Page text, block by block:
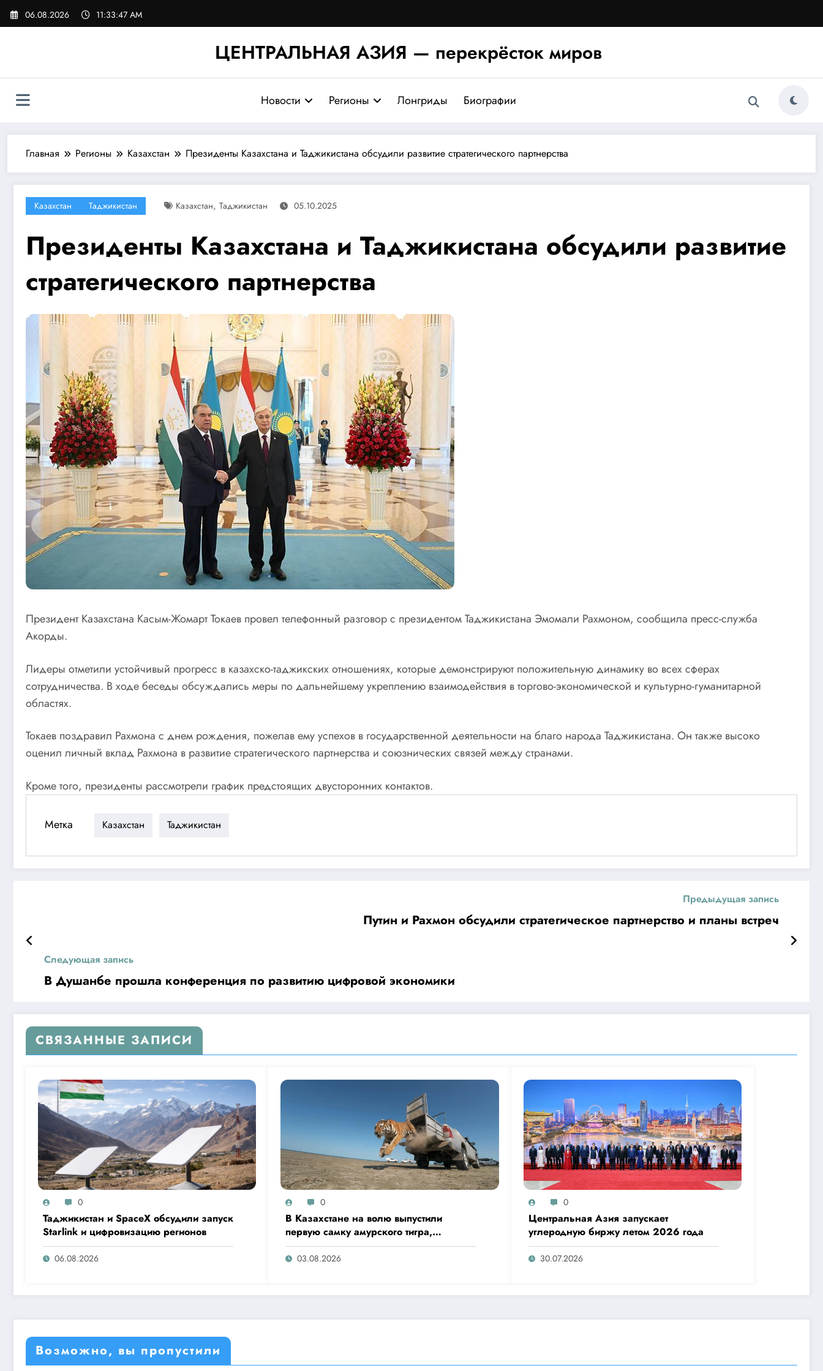
Перейти
06.08.2026 11:33:48 AM
ЦЕНТРАЛЬНАЯ АЗИЯ — перекрёсток миров
Новости Регионы Лонгриды Биографии
Главная Регионы Казахстан Президенты Казахстана и Таджикистана обсудили развитие стратегического партнерства
Казахстан Таджикистан Казахстан, Таджикистан 05.10.2025
Президенты Казахстана и Таджикистана обсудили развитие
стратегического партнерства
Президент Казахстана Касым-Жомарт Токаев провел телефонный разговор с президентом Таджикистана Эмомали Рахмоном, сообщила пресс-служба
Акорды.
Лидеры отметили устойчивый прогресс в казахско-таджикских отношениях, которые демонстрируют положительную динамику во всех сферах
сотрудничества. В ходе беседы обсуждались меры по дальнейшему укреплению взаимодействия в торгово-экономической и культурно-гуманитарной
областях.
Токаев поздравил Рахмона с днем рождения, пожелав ему успехов в государственной деятельности на благо народа Таджикистана. Он также высоко
оценил личный вклад Рахмона в развитие стратегического партнерства и союзнических связей между странами.
Кроме того, президенты рассмотрели график предстоящих двусторонних контактов.
Метка Казахстан Таджикистан
Предыдущая запись
Путин и Рахмон обсудили стратегическое партнерство и планы встреч
Следующая запись
В Душанбе прошла конференция по развитию цифровой экономики
СВЯЗАННЫЕ ЗАПИСИ
0
Таджикистан и SpaceX обсудили запуск
Starlink и цифровизацию регионов
06.08.2026
0
В Казахстане на волю выпустили
первую самку амурского тигра,
переданную из России
03.08.2026
0
Центральная Азия запускает
углеродную биржу летом 2026 года
30.07.2026
Возможно, вы пропустили